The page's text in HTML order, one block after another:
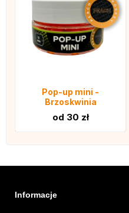
Pop-up mini -
Brzoskwinia
od 30 zł
Informacje